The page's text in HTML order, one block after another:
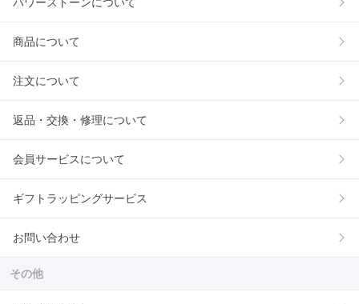
商品について
注文について
返品・交換・修理について
会員サービスについて
ギフトラッピングサービス
お問い合わせ
その他